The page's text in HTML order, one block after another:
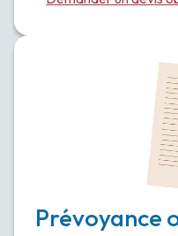
Prévoyance